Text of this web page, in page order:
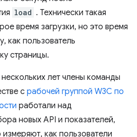
load . Технически такая
время загрузки, но это время
как пользователь
страницы.
лет члены команды
срабочей группой W3C по
работали над
новых API и показателей,
как пользователи